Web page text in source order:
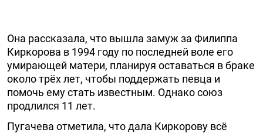
Она рассказала, что вышла замуж за Филиппа
Киркорова в 1994 году по последней воле его
умирающей матери, планируя оставаться в браке
около трёх лет, чтобы поддержать певца и
помочь ему стать известным. Однако союз
продлился 11 лет.
Пугачева отметила, что дала Киркорову всё